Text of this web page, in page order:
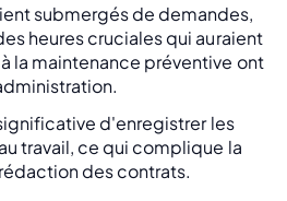
submergés de demandes,
heures cruciales qui auraient
la maintenance préventive ont
d'enregistrer les
travail, ce qui complique la
des contrats.